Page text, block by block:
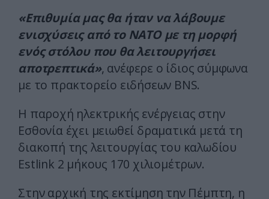
«Επιθυμία μας θα ήταν να λάβουμε
ενισχύσεις από το ΝΑΤΟ με τη μορφή
ενός στόλου που θα λειτουργήσει
αποτρεπτικά», ανέφερε ο ίδιος σύμφωνα
με το πρακτορείο ειδήσεων BNS.
Η παροχή ηλεκτρικής ενέργειας στην
Εσθονία έχει μειωθεί δραματικά μετά τη
διακοπή της λειτουργίας του καλωδίου
Estlink 2 μήκους 170 χιλιομέτρων.
Στην αρχική της εκτίμηση την Πέμπτη, η